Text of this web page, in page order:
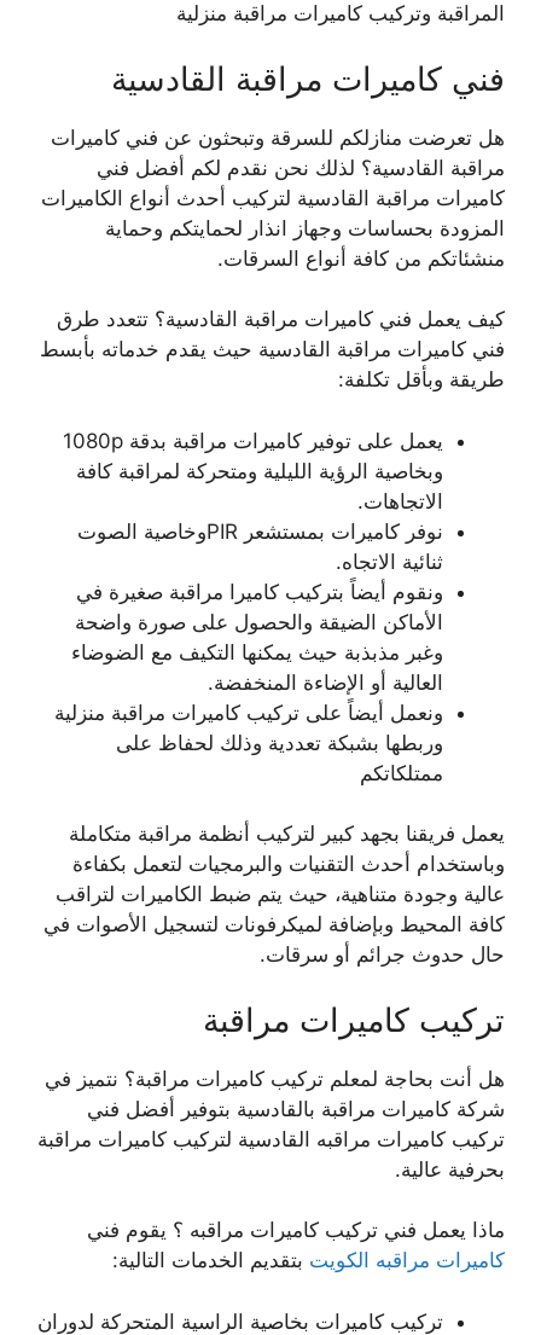
المراقبة وتركيب كاميرات مراقبة منزلية
فني كاميرات مراقبة القادسية
هل تعرضت منازلكم للسرقة وتبحثون عن فني كاميرات
مراقبة القادسية؟ لذلك نحن نقدم لكم أفضل فني
كاميرات مراقبة القادسية لتركيب أحدث أنواع الكاميرات
المزودة بحساسات وجهاز انذار لحمايتكم وحماية
منشئاتكم من كافة أنواع السرقات.
كيف يعمل فني كاميرات مراقبة القادسية؟ تتعدد طرق
فني كاميرات مراقبة القادسية حيث يقدم خدماته بأبسط
طريقة وبأقل تكلفة:
يعمل على توفير كاميرات مراقبة بدقة 1080p
وبخاصية الرؤية الليلية ومتحركة لمراقبة كافة
الاتجاهات.
نوفر كاميرات بمستشعر PIRوخاصية الصوت
ثنائية الاتجاه.
ونقوم أيضاً بتركيب كاميرا مراقبة صغيرة في
الأماكن الضيقة والحصول على صورة واضحة
وغبر مذبذبة حيث يمكنها التكيف مع الضوضاء
العالية أو الإضاءة المنخفضة.
ونعمل أيضاً على تركيب كاميرات مراقبة منزلية
وربطها بشبكة تعددية وذلك لحفاظ على
ممتلكاتكم
يعمل فريقنا بجهد كبير لتركيب أنظمة مراقبة متكاملة
وباستخدام أحدث التقنيات والبرمجيات لتعمل بكفاءة
عالية وجودة متناهية، حيث يتم ضبط الكاميرات لتراقب
كافة المحيط وبإضافة لميكرفونات لتسجيل الأصوات في
حال حدوث جرائم أو سرقات.
تركيب كاميرات مراقبة
هل أنت بحاجة لمعلم تركيب كاميرات مراقبة؟ نتميز في
شركة كاميرات مراقبة بالقادسية بتوفير أفضل فني
تركيب كاميرات مراقبه القادسية لتركيب كاميرات مراقبة
بحرفية عالية.
ماذا يعمل فني تركيب كاميرات مراقبه ؟ يقوم فني
كاميرات مراقبه الكويت بتقديم الخدمات التالية:
تركيب كاميرات بخاصية الراسية المتحركة لدوران